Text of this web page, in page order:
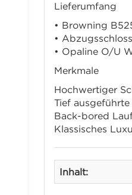
Lieferumfang
• Browning
• Abzugsschloss
• Opaline O/U
Merkmale
Hochwertiger
Tief
Back-bored
Klassisches
Inhalt: